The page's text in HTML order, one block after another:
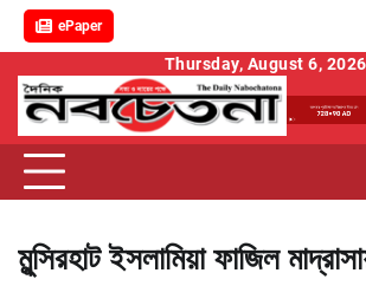
ePaper
content
Thursday, August 6, 2026
মুন্সিরহাট ইসলামিয়া ফাজিল